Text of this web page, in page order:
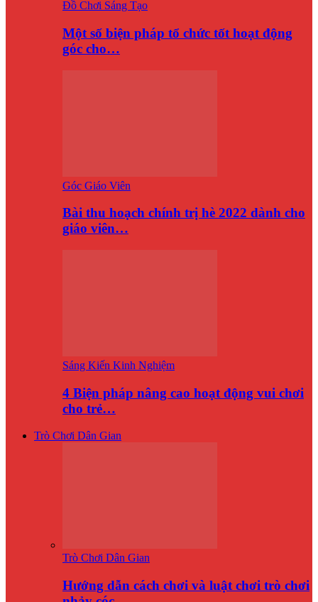
Đồ Chơi Sáng Tạo
Một số biện pháp tổ chức tốt hoạt động
góc cho…
Góc Giáo Viên
Bài thu hoạch chính trị hè 2022 dành cho
giáo viên…
Sáng Kiến Kinh Nghiệm
4 Biện pháp nâng cao hoạt động vui chơi
cho trẻ…
Trò Chơi Dân Gian
Trò Chơi Dân Gian
Hướng dẫn cách chơi và luật chơi trò chơi